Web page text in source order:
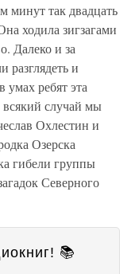
минут так двадцать
ходила зигзагами
Далеко и за
разглядеть и
умах ребят эта
всякий случай мы
Охлестин и
Озерска
гибели группы
Северного
📚